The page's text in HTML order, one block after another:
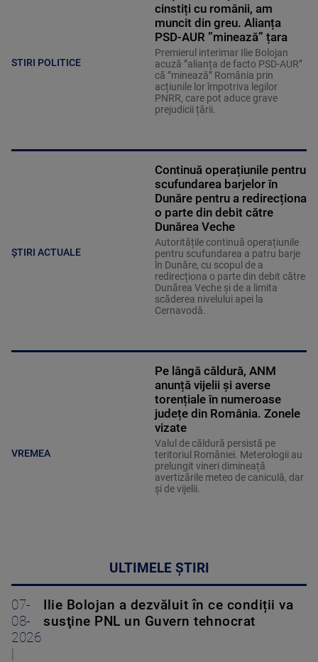
STIRI POLITICE
cinstiți cu românii, am
muncit din greu. Alianța
PSD-AUR ”minează” țara
Premierul interimar Ilie Bolojan
acuză ”alianța de facto PSD-AUR”
că ”minează” România prin
acțiunile lor împotriva legilor
PNRR, care pot aduce grave
prejudicii țării.
ȘTIRI ACTUALE
Continuă operațiunile pentru
scufundarea barjelor în
Dunăre pentru a redirecționa
o parte din debit către
Dunărea Veche
Autoritățile continuă operațiunile
pentru scufundarea a patru barje
în Dunăre, cu scopul de a
redirecționa o parte din debit către
Dunărea Veche și de a limita
scăderea nivelului apei la
Cernavodă.
VREMEA
Pe lângă căldură, ANM
anunță vijelii și averse
torențiale în numeroase
județe din România. Zonele
vizate
Valul de căldură persistă pe
teritoriul României. Meterologii au
prelungit vineri dimineață
avertizările meteo de caniculă, dar
și de vijelii.
ULTIMELE ȘTIRI
07-
08-
2026
Ilie Bolojan a dezvăluit în ce condiții va
susţine PNL un Guvern tehnocrat